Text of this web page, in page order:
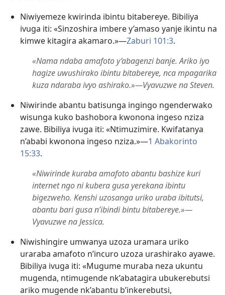
Niwiyemeze kwirinda ibintu bitabereye. Bibiliya
ivuga iti: «Sinzoshira imbere y’amaso yanje ikintu na
kimwe kitagira akamaro.»​—Zaburi 101:3.
«Nama ndaba amafoto y’abagenzi banje. Ariko iyo
hagize uwushirako ibintu bitabereye, nca mpagarika
kuza ndaraba ivyo ashirako.»​—Vyavuzwe na Steven.
Niwirinde abantu batisunga ingingo ngenderwako
wisunga kuko bashobora kwonona ingeso nziza
zawe. Bibiliya ivuga iti: «Ntimuzimire. Kwifatanya
n’ababi kwonona ingeso nziza.»​—1 Abakorinto
15:33.
«Niwirinde kuraba amafoto abantu bashize kuri
internet ngo ni kubera gusa yerekana ibintu
bigezweho. Kenshi uzosanga uriko uraba ibitutsi,
abantu bari gusa n’ibindi bintu bitabereye.»​—
Vyavuzwe na Jessica.
Niwishingire umwanya uzoza uramara uriko
uraraba amafoto n’incuro uzoza urashirako ayawe.
Bibiliya ivuga iti: «Mugume muraba neza ukuntu
mugenda, ntimugende nk’abatagira ubukerebutsi
ariko mugende nk’abantu b’inkerebutsi,